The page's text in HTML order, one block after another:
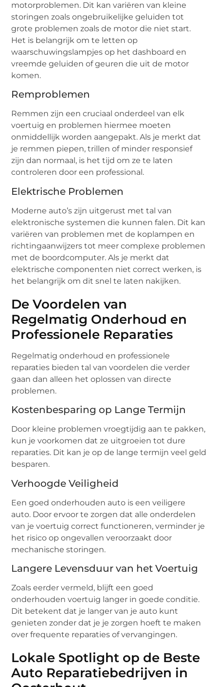
motorproblemen. Dit kan variëren van kleine
storingen zoals ongebruikelijke geluiden tot
grote problemen zoals de motor die niet start.
Het is belangrijk om te letten op
waarschuwingslampjes op het dashboard en
vreemde geluiden of geuren die uit de motor
komen.
Remproblemen
Remmen zijn een cruciaal onderdeel van elk
voertuig en problemen hiermee moeten
onmiddellijk worden aangepakt. Als je merkt dat
je remmen piepen, trillen of minder responsief
zijn dan normaal, is het tijd om ze te laten
controleren door een professional.
Elektrische Problemen
Moderne auto’s zijn uitgerust met tal van
elektronische systemen die kunnen falen. Dit kan
variëren van problemen met de koplampen en
richtingaanwijzers tot meer complexe problemen
met de boordcomputer. Als je merkt dat
elektrische componenten niet correct werken, is
het belangrijk om dit snel te laten nakijken.
De Voordelen van
Regelmatig Onderhoud en
Professionele Reparaties
Regelmatig onderhoud en professionele
reparaties bieden tal van voordelen die verder
gaan dan alleen het oplossen van directe
problemen.
Kostenbesparing op Lange Termijn
Door kleine problemen vroegtijdig aan te pakken,
kun je voorkomen dat ze uitgroeien tot dure
reparaties. Dit kan je op de lange termijn veel geld
besparen.
Verhoogde Veiligheid
Een goed onderhouden auto is een veiligere
auto. Door ervoor te zorgen dat alle onderdelen
van je voertuig correct functioneren, verminder je
het risico op ongevallen veroorzaakt door
mechanische storingen.
Langere Levensduur van het Voertuig
Zoals eerder vermeld, blijft een goed
onderhouden voertuig langer in goede conditie.
Dit betekent dat je langer van je auto kunt
genieten zonder dat je je zorgen hoeft te maken
over frequente reparaties of vervangingen.
Lokale Spotlight op de Beste
Auto Reparatiebedrijven in